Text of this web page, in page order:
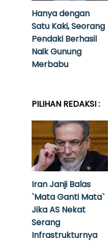
Hanya dengan
Satu Kaki, Seorang
Pendaki Berhasil
Naik Gunung
Merbabu
PILIHAN REDAKSI :
Iran Janji Balas
`Mata Ganti Mata`
Jika AS Nekat
Serang
Infrastrukturnya